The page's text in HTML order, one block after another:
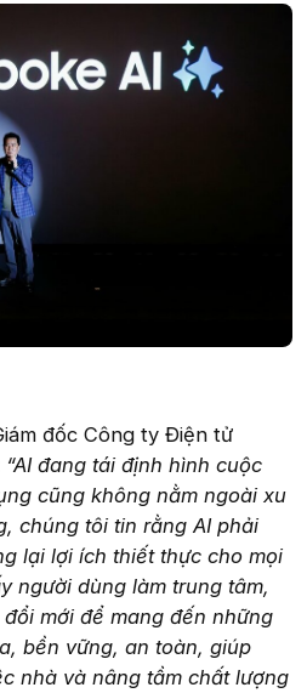
đốc Công ty Điện tử
“AI đang tái định hình cuộc
cũng không nằm ngoài xu
chúng tôi tin rằng AI phải
lại lợi ích thiết thực cho mọi
người dùng làm trung tâm,
mới để mang đến những
bền vững, an toàn, giúp
nhà và nâng tầm chất lượng